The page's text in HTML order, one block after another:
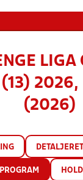
LIGA
(13) 2026,
(2026)